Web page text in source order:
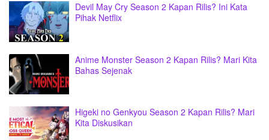
Devil May Cry Season 2 Kapan Rilis? Ini Kata
Pihak Netflix
Anime Monster Season 2 Kapan Rilis? Mari Kita
Bahas Sejenak
Higeki no Genkyou Season 2 Kapan Rilis? Mari
Kita Diskusikan